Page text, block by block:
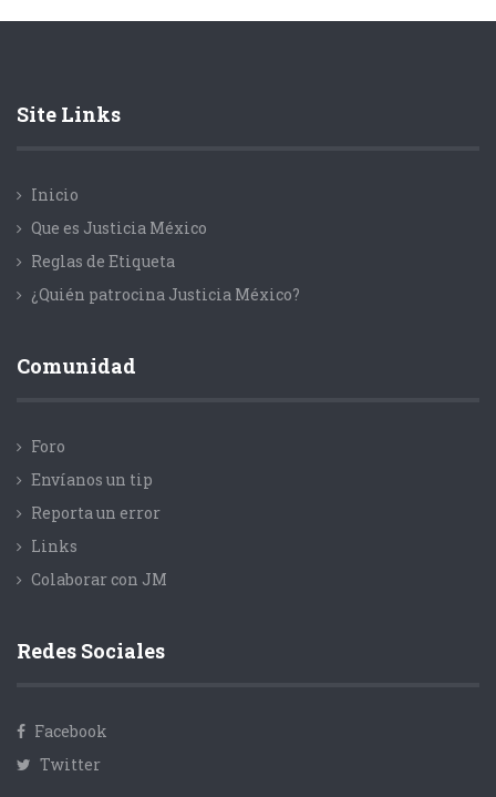
Site Links
Inicio
Que es Justicia México
Reglas de Etiqueta
¿Quién patrocina Justicia México?
Comunidad
Foro
Envíanos un tip
Reporta un error
Links
Colaborar con JM
Redes Sociales
Facebook
Twitter